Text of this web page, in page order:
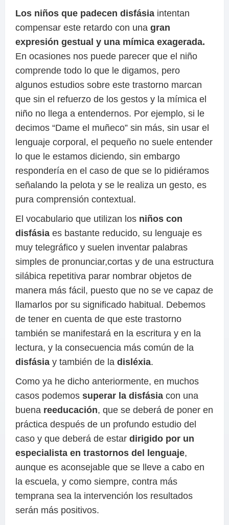
Los niños que padecen disfásia intentan
compensar este retardo con una gran
expresión gestual y una mímica exagerada.
En ocasiones nos puede parecer que el niño
comprende todo lo que le digamos, pero
algunos estudios sobre este trastorno marcan
que sin el refuerzo de los gestos y la mímica el
niño no llega a entendernos. Por ejemplo, si le
decimos “Dame el muñeco” sin más, sin usar el
lenguaje corporal, el pequeño no suele entender
lo que le estamos diciendo, sin embargo
respondería en el caso de que se lo pidiéramos
señalando la pelota y se le realiza un gesto, es
pura comprensión contextual.
El vocabulario que utilizan los niños con
disfásia es bastante reducido, su lenguaje es
muy telegráfico y suelen inventar palabras
simples de pronunciar,cortas y de una estructura
silábica repetitiva parar nombrar objetos de
manera más fácil, puesto que no se ve capaz de
llamarlos por su significado habitual. Debemos
de tener en cuenta de que este trastorno
también se manifestará en la escritura y en la
lectura, y la consecuencia más común de la
disfásia y también de la disléxia.
Como ya he dicho anteriormente, en muchos
casos podemos superar la disfásia con una
buena reeducación, que se deberá de poner en
práctica después de un profundo estudio del
caso y que deberá de estar dirigido por un
especialista en trastornos del lenguaje,
aunque es aconsejable que se lleve a cabo en
la escuela, y como siempre, contra más
temprana sea la intervención los resultados
serán más positivos.